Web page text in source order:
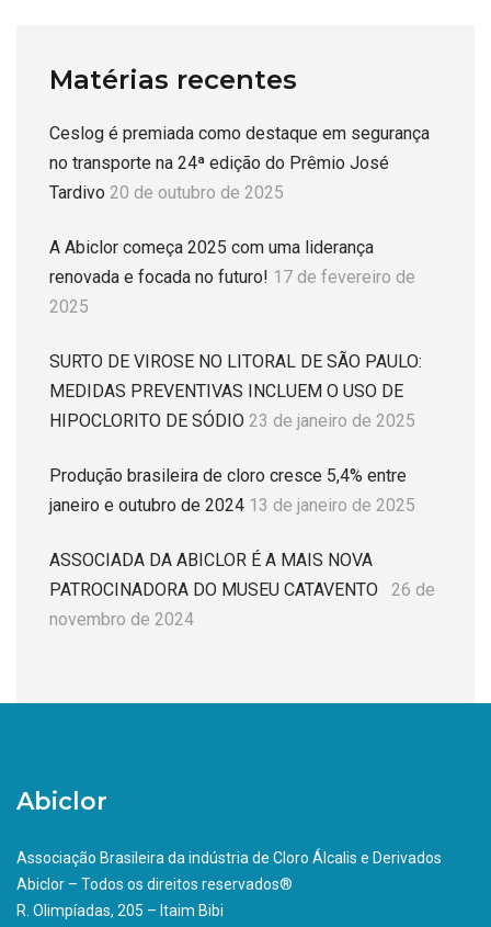
Matérias recentes
Ceslog é premiada como destaque em segurança
no transporte na 24ª edição do Prêmio José
Tardivo 20 de outubro de 2025
A Abiclor começa 2025 com uma liderança
renovada e focada no futuro! 17 de fevereiro de
2025
SURTO DE VIROSE NO LITORAL DE SÃO PAULO:
MEDIDAS PREVENTIVAS INCLUEM O USO DE
HIPOCLORITO DE SÓDIO 23 de janeiro de 2025
Produção brasileira de cloro cresce 5,4% entre
janeiro e outubro de 2024 13 de janeiro de 2025
ASSOCIADA DA ABICLOR É A MAIS NOVA
PATROCINADORA DO MUSEU CATAVENTO
26 de
novembro de 2024
Abiclor
Associação Brasileira da indústria de Cloro Álcalis e Derivados
Abiclor – Todos os direitos reservados®
R. Olimpíadas, 205 – Itaim Bibi